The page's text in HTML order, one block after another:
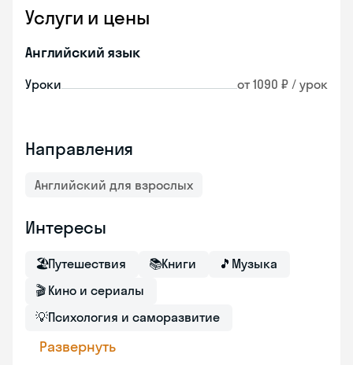
Услуги и цены
Английский язык
Уроки от 1090 ₽ / урок
Направления
Английский для взрослых
Интересы
🏖Путешествия 📚Книги 🎵 Музыка
🎬 Кино и сериалы
💡Психология и саморазвитие
Развернуть